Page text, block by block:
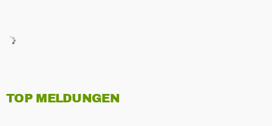
TOP MELDUNGEN